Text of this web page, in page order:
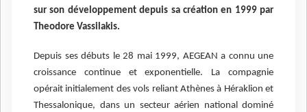
sur son développement depuis sa création en 1999 par
Theodore Vassilakis.
Depuis ses débuts le 28 mai 1999, AEGEAN a connu une
croissance continue et exponentielle. La compagnie
opérait initialement des vols reliant Athènes à Héraklion et
Thessalonique, dans un secteur aérien national dominé